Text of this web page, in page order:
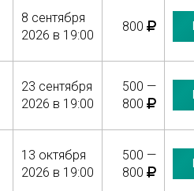
8 сентября
2026 в 19:00
800
23 сентября
2026 в 19:00
500 —
800
13 октября
2026 в 19:00
500 —
800